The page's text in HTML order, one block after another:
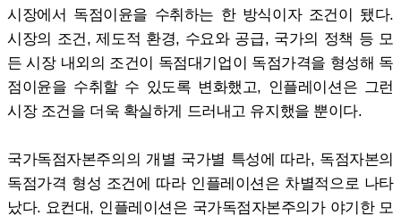
시장에서 독점이윤을 수취하는 한 방식이자 조건이 됐다.
시장의 조건, 제도적 환경, 수요와 공급, 국가의 정책 등 모
든 시장 내외의 조건이 독점대기업이 독점가격을 형성해 독
점이윤을 수취할 수 있도록 변화했고, 인플레이션은 그런
시장 조건을 더욱 확실하게 드러내고 유지했을 뿐이다.
국가독점자본주의의 개별 국가별 특성에 따라, 독점자본의
독점가격 형성 조건에 따라 인플레이션은 차별적으로 나타
났다. 요컨대, 인플레이션은 국가독점자본주의가 야기한 모